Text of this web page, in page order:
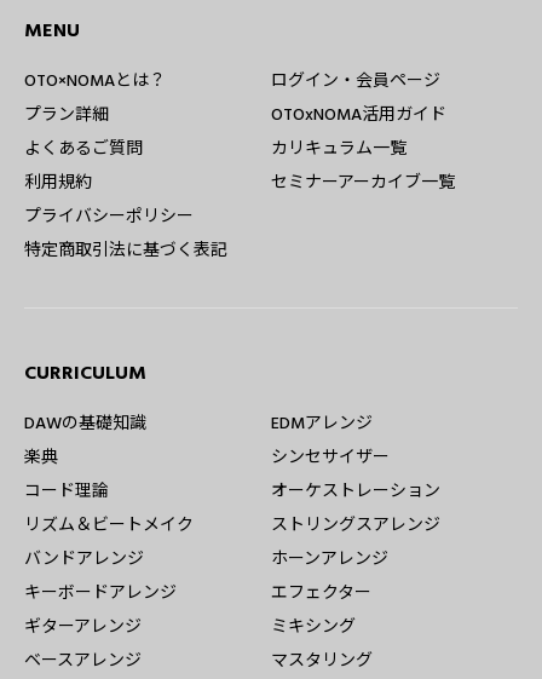
MENU
OTO×NOMAとは？
プラン詳細
よくあるご質問
利用規約
プライバシーポリシー
特定商取引法に基づく表記
ログイン・会員ページ
OTOxNOMA活用ガイド
カリキュラム一覧
セミナーアーカイブ一覧
CURRICULUM
DAWの基礎知識
楽典
コード理論
リズム＆ビートメイク
バンドアレンジ
キーボードアレンジ
ギターアレンジ
ベースアレンジ
EDMアレンジ
シンセサイザー
オーケストレーション
ストリングスアレンジ
ホーンアレンジ
エフェクター
ミキシング
マスタリング